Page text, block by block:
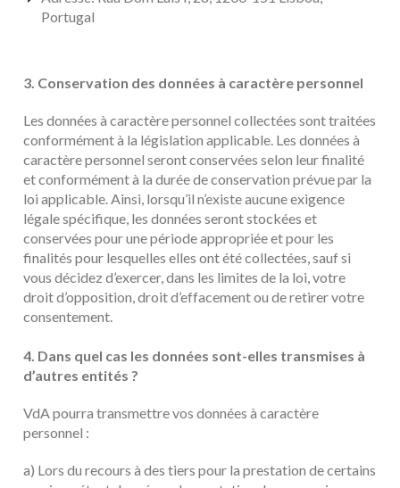
Portugal
3. Conservation des données à caractère personnel
Les données à caractère personnel collectées sont traitées
conformément à la législation applicable. Les données à
caractère personnel seront conservées selon leur finalité
et conformément à la durée de conservation prévue par la
loi applicable. Ainsi, lorsqu’il n’existe aucune exigence
légale spécifique, les données seront stockées et
conservées pour une période appropriée et pour les
finalités pour lesquelles elles ont été collectées, sauf si
vous décidez d’exercer, dans les limites de la loi, votre
droit d’opposition, droit d’effacement ou de retirer votre
consentement.
4. Dans quel cas les données sont-elles transmises à
d’autres entités ?
VdA pourra transmettre vos données à caractère
personnel :
a) Lors du recours à des tiers pour la prestation de certains